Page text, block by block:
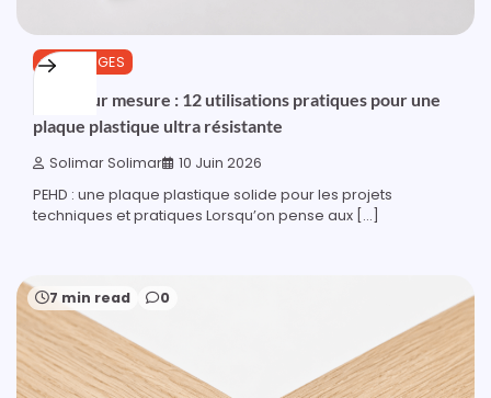
OUTILLAGES
PEHD sur mesure : 12 utilisations pratiques pour une
plaque plastique ultra résistante
Solimar Solimar 10 Juin 2026
PEHD : une plaque plastique solide pour les projets
techniques et pratiques Lorsqu’on pense aux […]
7 min read 0